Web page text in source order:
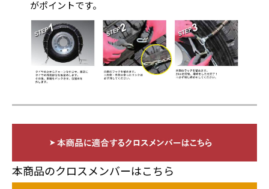
がポイントです。
本商品のクロスメンバーはこちら